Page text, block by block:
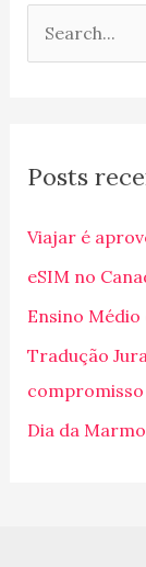
u
s
a
r
p
o
r
Posts
Viajar é
eSIM no
Ensino
Tradução
compromisso
Dia da